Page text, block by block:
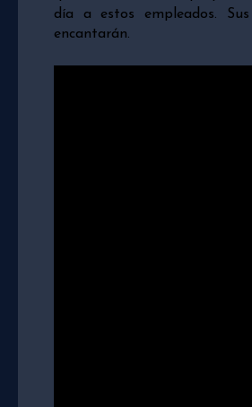
día a estos empleados.
encantarán.